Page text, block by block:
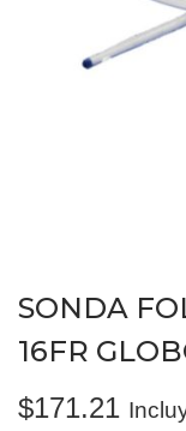
SONDA
16FR
$171.21